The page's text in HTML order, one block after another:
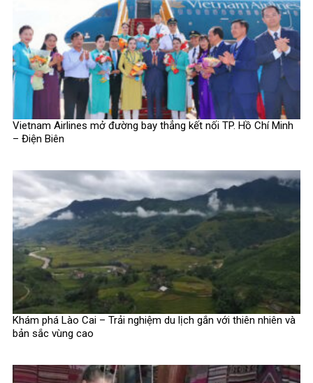
Vietnam Airlines mở đường bay thẳng kết nối TP. Hồ Chí Minh
– Điện Biên
Khám phá Lào Cai – Trải nghiệm du lịch gắn với thiên nhiên và
bản sắc vùng cao